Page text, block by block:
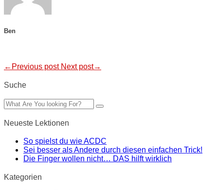
Ben
←Previous post Next post→
Suche
Neueste Lektionen
So spielst du wie ACDC
Sei besser als Andere durch diesen einfachen Trick!
Die Finger wollen nicht… DAS hilft wirklich
Kategorien